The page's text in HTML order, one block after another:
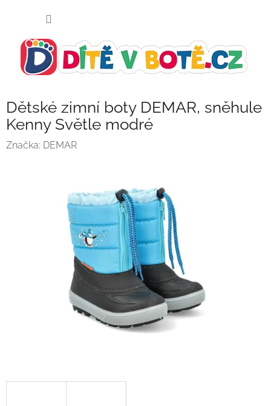
Dětské zimní boty DEMAR, sněhule
Kenny Světle modré
Značka: DEMAR